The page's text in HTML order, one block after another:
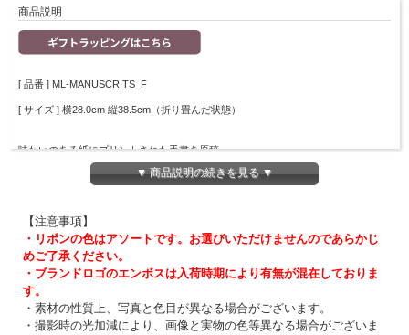
商品説明
[ 品番 ] ML-MANUSCRITS_F
[ サイズ ] 横28.0cm 縦38.5cm（折り畳んだ状態）
味わいのある紙にプリントされた手書き原稿。
付属のリボンでくるんでお部屋のインテリアに。
▼ 商品説明の続きを見る ▼
【注意事項】
・リボンの色はアソートです。お選びいただけませんのであらかじ
めご了承ください。
・ブランドロゴのエンボスは入荷時期により有無が混在しておりま
す。
・素材の性質上、写真と色目が異なる場合がございます。
・撮影時の光加減により、画像と実物の色等異なる場合がございま